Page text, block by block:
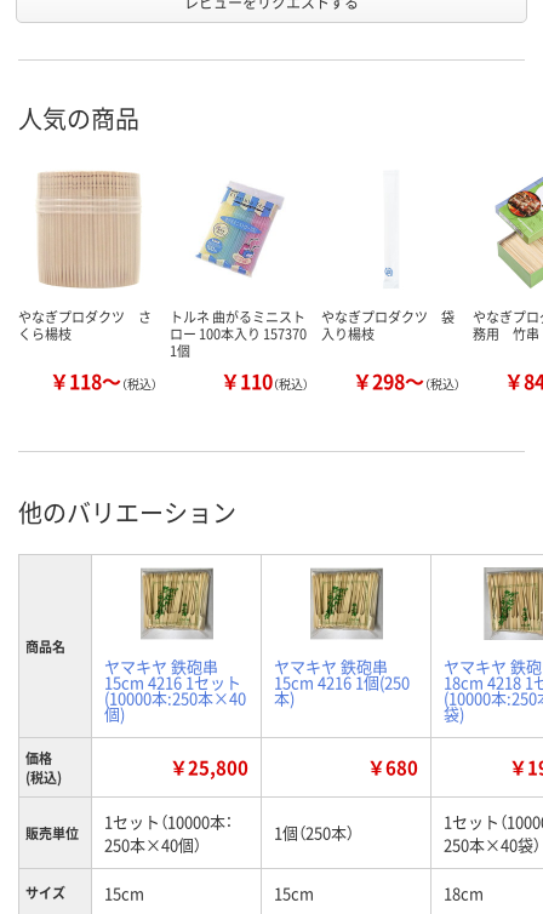
人気の商品
やなぎプロダクツ さ
くら楊枝
￥118～（税込）
トルネ 曲がるミニスト
ロー 100本入り 157370
1個
￥110（税込）
やなぎプロダクツ 袋
入り楊枝
￥298～（税込）
やなぎプ
務用 竹串
￥
他のバリエーション
商品名
ヤマキヤ 鉄砲串
15cm 4216 1セット
(10000本:250本×40
個)
ヤマキヤ 鉄砲串
15cm 4216 1個(250
本)
ヤマキヤ 鉄
18cm 4218 1
(10000本
袋)
価格
(税込)
￥25,800 ￥680 ￥
販売単位
1セット（10000本：
250本×40個）
1個（250本）
1セット（
250本×40袋）
サイズ 15cm 15cm 18cm